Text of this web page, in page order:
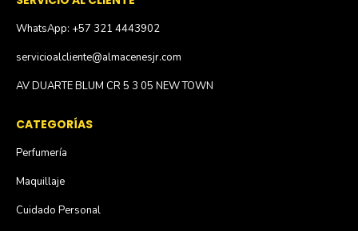
WhatsApp: +57 321 4443902
servicioalcliente@almacenesjr.com
AV DUARTE BLUM CR 5 3 05 NEW TOWN
CATEGORÍAS
Perfumería
Maquillaje
Cuidado Personal